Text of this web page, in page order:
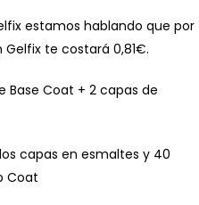
estamos hablando que por
te costará 0,81€.
Base Coat + 2 capas de
capas en esmaltes y 40
Coat